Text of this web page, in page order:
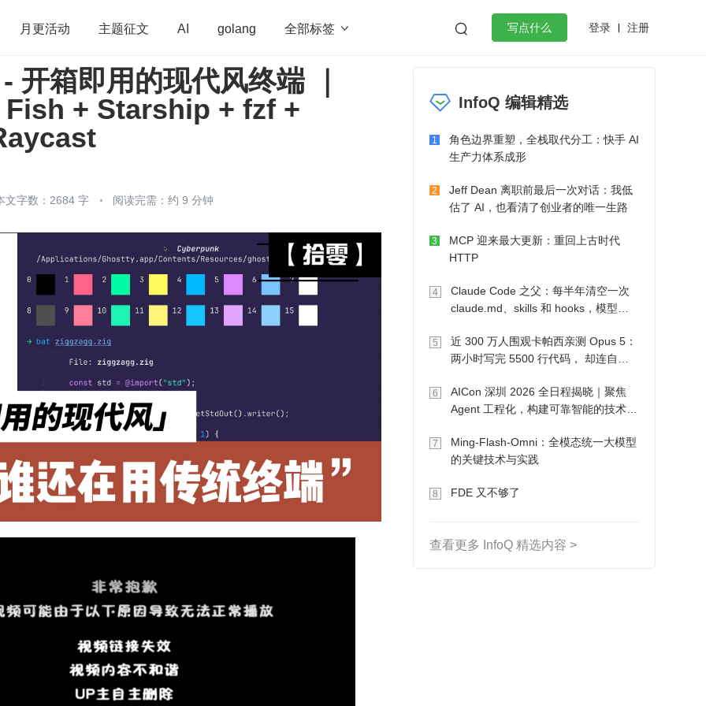
月更活动 主题征文 AI golang 全部标签   写点什么 登录 注册
算法 学习方法 Web3.0
员 运维 深度思考 低代码 redis 微服务架构 flutter
开箱即用的现代风终端 ｜
+ Starship + fzf +
文字数：2684 字 阅读完需：约 9 分钟
InfoQ 编辑精选
1
角色边界重塑，全栈取代分工：快手 AI
生产力体系成形
2
Jeff Dean 离职前最后一次对话：我低
估了 AI，也看清了创业者的唯一生路
3
MCP 迎来最大更新：重回上古时代
HTTP
4
Claude Code 之父：每半年清空一次
claude.md、skills 和 hooks，模型自
5
近 300 万人围观卡帕西亲测 Opus 5：
两小时写完 5500 行代码， 却连自己
6
AICon 深圳 2026 全日程揭晓｜聚焦
Agent 工程化，构建可靠智能的技术路
7
Ming-Flash-Omni：全模态统一大模型
的关键技术与实践
8 FDE 又不够了
查看更多 InfoQ 精选内容 >